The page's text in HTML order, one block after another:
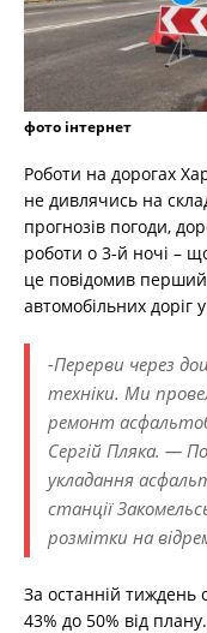
фото інтернет
Роботи на дорогах
не дивлячись на
прогнозів погоди,
роботи о 3-й ночі –
це повідомив
автомобільних доріг
-Перерви через
техніки. Ми
ремонт
Сергій Пляка. —
укладання
станції
розмітки на
За останній тиждень
43% до 50% від